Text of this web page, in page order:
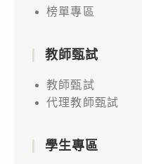
榜單專區
教師甄試
教師甄試
代理教師甄試
學生專區